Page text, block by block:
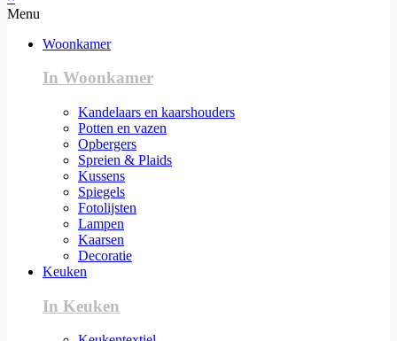
Menu
Woonkamer
In Woonkamer
Kandelaars en kaarshouders
Potten en vazen
Opbergers
Spreien & Plaids
Kussens
Spiegels
Fotolijsten
Lampen
Kaarsen
Decoratie
Keuken
In Keuken